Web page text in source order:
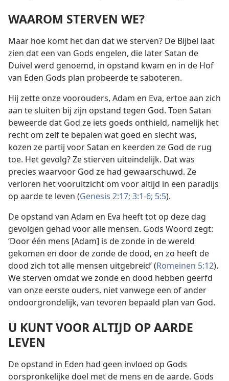
WAAROM STERVEN WE?
Maar hoe komt het dan dat we sterven? De Bijbel laat
zien dat een van Gods engelen, die later Satan de
Duivel werd genoemd, in opstand kwam en in de Hof
van Eden Gods plan probeerde te saboteren.
Hij zette onze voorouders, Adam en Eva, ertoe aan zich
aan te sluiten bij zijn opstand tegen God. Toen Satan
beweerde dat God ze iets goeds onthield, namelijk het
recht om zelf te bepalen wat goed en slecht was,
kozen ze partij voor Satan en keerden ze God de rug
toe. Het gevolg? Ze stierven uiteindelijk. Dat was
precies waarvoor God ze had gewaarschuwd. Ze
verloren het vooruitzicht om voor altijd in een paradijs
op aarde te leven (Genesis 2:17; 3:1-6; 5:5).
De opstand van Adam en Eva heeft tot op deze dag
gevolgen gehad voor alle mensen. Gods Woord zegt:
‘Door één mens [Adam] is de zonde in de wereld
gekomen en door de zonde de dood, en zo heeft de
dood zich tot alle mensen uitgebreid’ (Romeinen 5:12).
We sterven omdat we zonde en dood hebben geërfd
van onze eerste ouders, niet vanwege een of ander
ondoorgrondelijk, van tevoren bepaald plan van God.
U KUNT VOOR ALTIJD OP AARDE
LEVEN
De opstand in Eden had geen invloed op Gods
oorspronkelijke doel met de mens en de aarde. Gods